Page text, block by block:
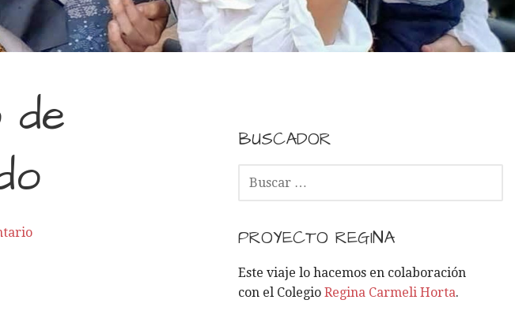
de
BUSCADOR
C
R
:
PROYECTO REGINA
Este viaje lo hacemos en colaboración
con el ColegioRegina Carmeli Horta.